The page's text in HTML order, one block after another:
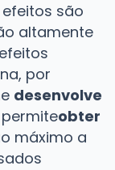
são
altamente
por
desenvolve
obter
máximo a